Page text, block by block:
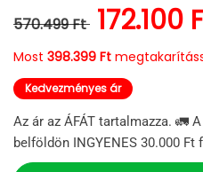
Normál ár
570.499 Ft 172.100
Most 398.399 Ft
Kedvezményes ár
Az ár az ÁFÁT tartalmazza. 🚛
belföldön INGYENES 30.000